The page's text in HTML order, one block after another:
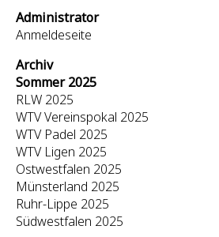
Administrator
Anmeldeseite
Archiv
Sommer 2025
RLW 2025
WTV Vereinspokal 2025
WTV Padel 2025
WTV Ligen 2025
Ostwestfalen 2025
Münsterland 2025
Ruhr-Lippe 2025
Südwestfalen 2025